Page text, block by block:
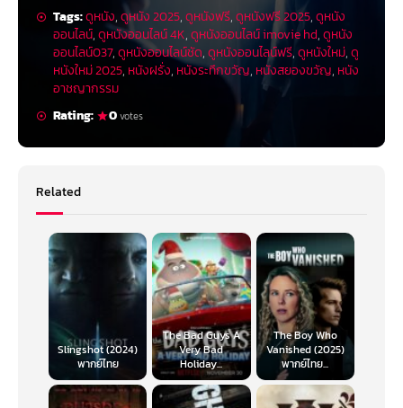
Tags:ดูหนัง,ดูหนัง 2025,ดูหนังฟรี,ดูหนังฟรี 2025,ดูหนัง
ออนไลน์,ดูหนังออนไลน์ 4K,ดูหนังออนไลน์ imovie hd,ดูหนัง
ออนไลน์037,ดูหนังออนไลน์ชัด,ดูหนังออนไลน์ฟรี,ดูหนังใหม่,ดู
หนังใหม่ 2025, หนังฝรั่ง, หนังระทึกขวัญ, หนังสยองขวัญ, หนัง
อาชญากรรม
Rating:
0votes
Related
Slingshot (2024)
พากย์ไทย
The Bad Guys A
Very Bad
Holiday...
The Boy Who
Vanished (2025)
พากย์ไทย...